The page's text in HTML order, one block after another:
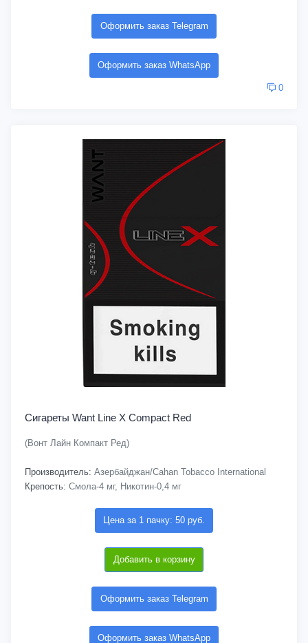
Оформить заказ Telegram
Оформить заказ WhatsApp
0
Сигареты Want Line X Compact Red
(Вонт Лайн Компакт Ред)
Производитель: Азербайджан/Cahan Tobacco International
Крепость: Смола-4 мг, Никотин-0,4 мг
Цена за 1 пачку: 50 руб.
Добавить в корзину
Оформить заказ Telegram
Оформить заказ WhatsApp